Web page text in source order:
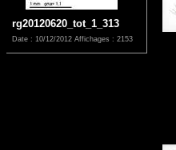
rg20120620_tot_1_313
Date : 10/12/2012 Affichages : 2153